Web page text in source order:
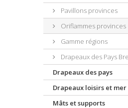
Pavillons provinces
Oriflammes provinces
Gamme régions
Drapeaux des Pays
Drapeaux des pays
Drapeaux loisirs et mer
Mâts et supports